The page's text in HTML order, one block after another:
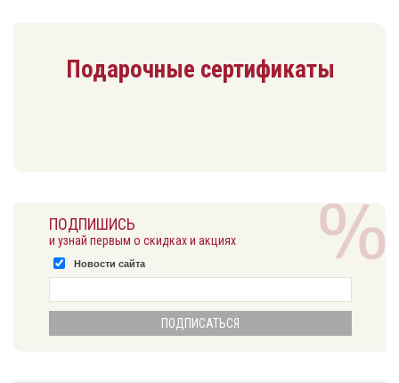
Подарочные сертификаты
ПОДПИШИСЬ
и узнай первым о скидках и акциях
Новости сайта